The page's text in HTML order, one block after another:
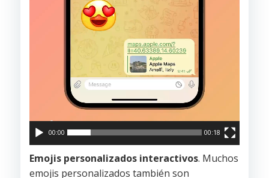
00:00 00:18
Emojis personalizados interactivos. Muchos
emojis personalizados también son